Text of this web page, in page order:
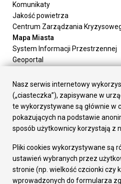
Komunikaty
Jakość powietrza
Centrum Zarządzania
Mapa Miasta
System Informacji Przestrzennej
Geoportal
Załatw sprawę
Prezydent Miasta
Rada Miasta
Wydziały
Elektroniczna Skrzynka Podawcza
Gospodarka
Fundusze europejskie
Środki krajowe
Oferty inwestycyjne
Nasz serwis internetowy
(„ciasteczka”), zapisywane w
te wykorzystywane są głównie w
pokazujących na podstawie
sposób użytkownicy korzystają z
Pliki cookies wykorzystywane są
ustawień wybranych przez
stronie (np. wielkość czcionki czy
wprowadzonych do formularza